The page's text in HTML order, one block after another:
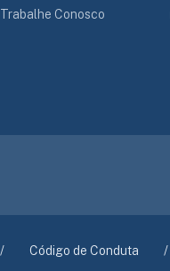
Trabalhe Conosco
Código de Conduta